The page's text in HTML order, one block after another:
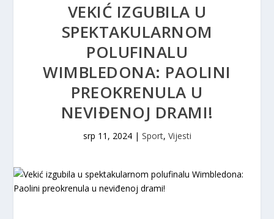
VEKIĆ IZGUBILA U
SPEKTAKULARNOM
POLUFINALU
WIMBLEDONA: PAOLINI
PREOKRENULA U
NEVIĐENOJ DRAMI!
srp 11, 2024| Sport, Vijesti